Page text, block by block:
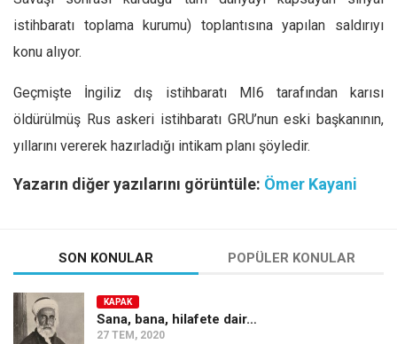
istihbaratı toplama kurumu) toplantısına yapılan saldırıyı
konu alıyor.
Geçmişte İngiliz dış istihbaratı MI6 tarafından karısı
öldürülmüş Rus askeri istihbaratı GRU’nun eski başkanının,
yıllarını vererek hazırladığı intikam planı şöyledir.
Yazarın diğer yazılarını görüntüle: Ömer Kayani
SON KONULAR POPÜLER KONULAR
KAPAK
Sana, bana, hilafete dair…
27 TEM, 2020